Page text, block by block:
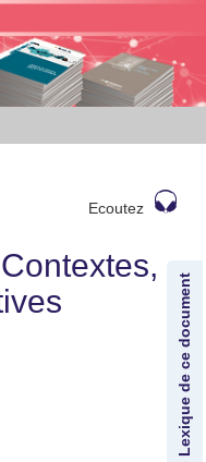
Ecoutez
Lexique de ce document